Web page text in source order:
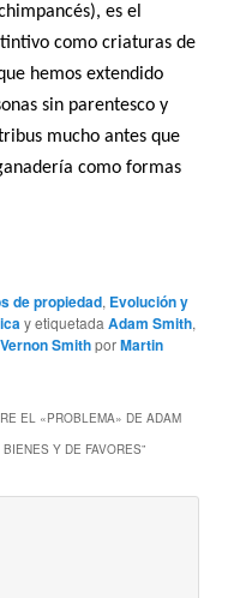
es el
como criaturas de
hemos extendido
sin parentesco y
mucho antes que
como formas
de propiedad, Evolución y
y etiquetadaAdam Smith,
Vernon SmithporMartin
EL «PROBLEMA» DE ADAM
Y DE FAVORES”